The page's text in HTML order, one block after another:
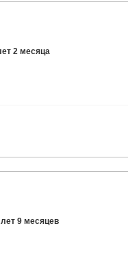
2 месяца
9 месяцев